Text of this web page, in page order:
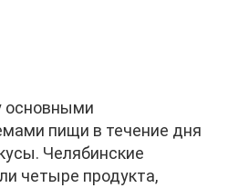
основными
пищи в течение дня
Челябинские
четыре продукта,